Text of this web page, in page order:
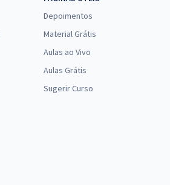
Depoimentos
Material Grátis
Aulas ao Vivo
Aulas Grátis
Sugerir Curso